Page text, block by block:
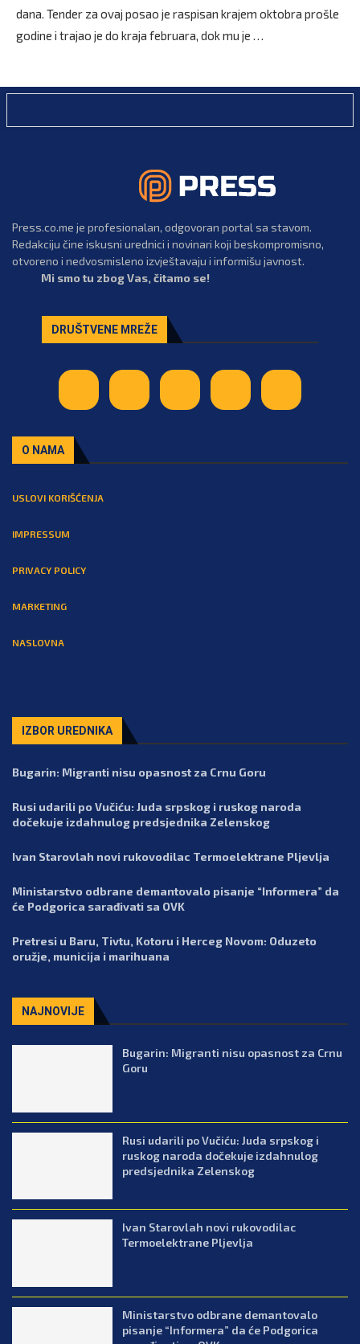
dana. Tender za ovaj posao je raspisan krajem oktobra prošle
godine i trajao je do kraja februara, dok mu je …
Press.co.me je profesionalan, odgovoran portal sa stavom.
Redakciju čine iskusni urednici i novinari koji beskompromisno,
otvoreno i nedvosmisleno izvještavaju i informišu javnost.
Mi smo tu zbog Vas, čitamo se!
DRUŠTVENE MREŽE
O NAMA
USLOVI KORIŠĆENJA
IMPRESSUM
PRIVACY POLICY
MARKETING
NASLOVNA
IZBOR UREDNIKA
Bugarin: Migranti nisu opasnost za Crnu Goru
Rusi udarili po Vučiću: Juda srpskog i ruskog naroda
dočekuje izdahnulog predsjednika Zelenskog
Ivan Starovlah novi rukovodilac Termoelektrane Pljevlja
Ministarstvo odbrane demantovalo pisanje “Informera” da
će Podgorica sarađivati sa OVK
Pretresi u Baru, Tivtu, Kotoru i Herceg Novom: Oduzeto
oružje, municija i marihuana
NAJNOVIJE
Bugarin: Migranti nisu opasnost za Crnu
Goru
Rusi udarili po Vučiću: Juda srpskog i
ruskog naroda dočekuje izdahnulog
predsjednika Zelenskog
Ivan Starovlah novi rukovodilac
Termoelektrane Pljevlja
Ministarstvo odbrane demantovalo
pisanje “Informera” da će Podgorica